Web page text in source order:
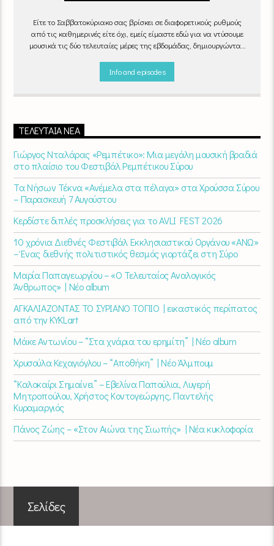
Είτε το Σαββατοκύριακο σας βρίσκει σε διαφορετικούς ρυθμούς
από τις καθημερινές είτε όχι, εμείς είμαστε εδώ για να ντύσουμε
μουσικά τις δύο τελευταίες μέρες της εβδομάδας, δημιουργώντας
Info and episodes
ΤΕΛΕΥΤΑΊΑ ΝΈΑ
Γιώργος Νταλάρας «Ρεμπέτικο»: Μια μεγάλη μουσική βραδιά
στο πλαίσιο του Φεστιβάλ Ρεμπέτικου Σύρου
Τα Νήσων Τέκνα «Ανέμελα στα πέλαγα» στα Χρούσσα Σύρου
– Παρασκευή 7 Αυγούστου
Κερδίστε διπλές προσκλήσεις για το AVLI FEST 2026
10 χρόνια Διεθνές Φεστιβάλ Εκκλησιαστικού Οργάνου «ΑΝΩ»
– Ένας διεθνής πολιτιστικός θεσμός γιορτάζει στη Σύρο​
Μαρία Παπαγεωργίου – «Ο Τελευταίος Αναλογικός
Άνθρωπος» | Νέο album
ΑΓΚΑΛΙΑΖΟΝΤΑΣ ΤΟ ΣΥΡΙΑΝΟ ΤΟΠΙΟ | εικαστικός περίπατος
από την KYKLart
Μάκε Αντωνίου – “Στα χνάρια του ερημίτη” | Νέο album
Χρυσούλα Κεχαγιόγλου – “Αποθήκη” | Νέο Άλμπουμ
“Καλοκαίρι Σημαίνει” – Εβελίνα Παπούλια, Λυγερή
Μητροπούλου, Χρήστος Κοντογεώργης, Παντελής
Κυραμαργιός
Πάνος Ζώης – «Στον Αιώνα της Σιωπής» | Νέα κυκλοφορία
Σελίδες